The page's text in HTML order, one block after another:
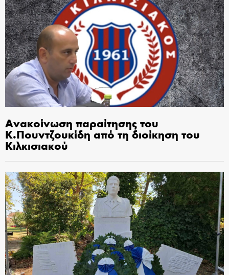
Ανακοίνωση παραίτησης του
Κ.Πουντζουκίδη από τη διοίκηση του
Κιλκισιακού